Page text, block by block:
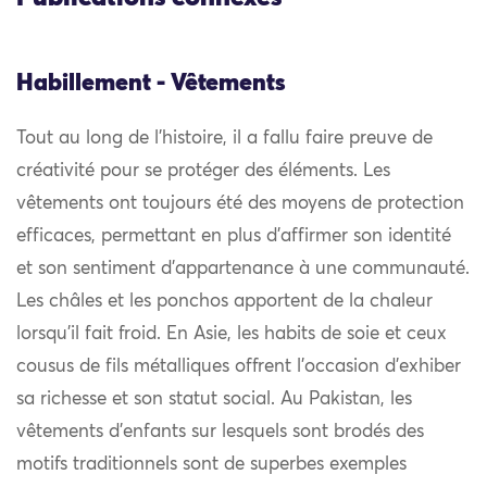
Habillement - Vêtements
Tout au long de l’histoire, il a fallu faire preuve de
créativité pour se protéger des éléments. Les
vêtements ont toujours été des moyens de protection
efficaces, permettant en plus d’affirmer son identité
et son sentiment d’appartenance à une communauté.
Les châles et les ponchos apportent de la chaleur
lorsqu’il fait froid. En Asie, les habits de soie et ceux
cousus de fils métalliques offrent l’occasion d’exhiber
sa richesse et son statut social. Au Pakistan, les
vêtements d’enfants sur lesquels sont brodés des
motifs traditionnels sont de superbes exemples